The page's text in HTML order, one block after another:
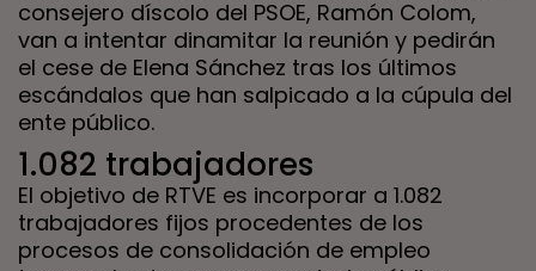
consejero díscolo del PSOE, Ramón Colom,
van a intentar dinamitar la reunión y pedirán
el cese de Elena Sánchez tras los últimos
escándalos que han salpicado a la cúpula del
ente público.
1.082 trabajadores
El objetivo de RTVE es incorporar a 1.082
trabajadores fijos procedentes de los
procesos de consolidación de empleo